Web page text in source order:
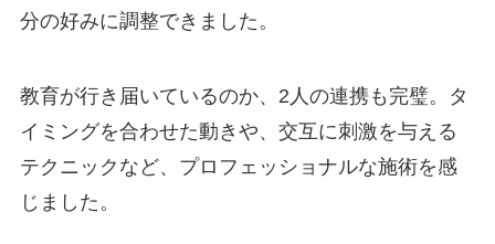
分の好みに調整できました。
教育が行き届いているのか、2人の連携も完璧。タ
イミングを合わせた動きや、交互に刺激を与える
テクニックなど、プロフェッショナルな施術を感
じました。